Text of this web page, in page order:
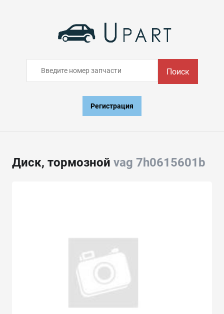
Поиск
Регистрация
Диск, тормозной vag 7h0615601b